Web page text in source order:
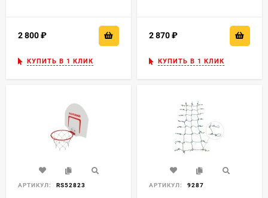
2 800
КУПИТЬ В 1 КЛИК
2 870
КУПИТЬ В 1 КЛИК
АРТИКУЛ: RS52823 АРТИКУЛ: 9287